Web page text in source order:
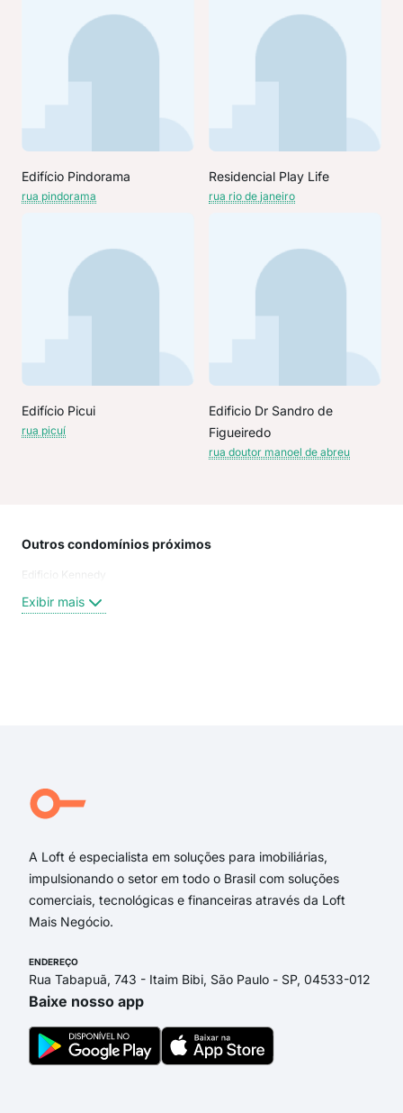
Edifício Pindorama
rua pindorama
Residencial Play Life
rua rio de janeiro
Edifício Picui
rua picuí
Edificio Dr Sandro de
Figueiredo
rua doutor manoel de abreu
Outros condomínios próximos
Edificio Kennedy
Exibir mais
A Loft é especialista em soluções para imobiliárias,
impulsionando o setor em todo o Brasil com soluções
comerciais, tecnológicas e financeiras através da Loft
Mais Negócio.
ENDEREÇO
Rua Tabapuã, 743 - Itaim Bibi, São Paulo - SP, 04533-012
Baixe nosso app